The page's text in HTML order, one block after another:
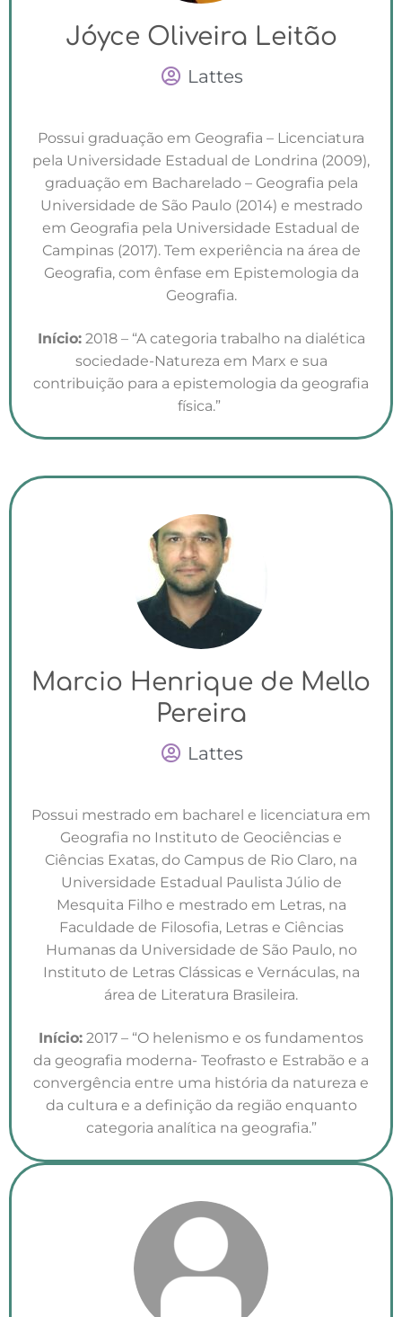
Jóyce Oliveira Leitão
Lattes
Possui graduação em Geografia – Licenciatura
pela Universidade Estadual de Londrina (2009),
graduação em Bacharelado – Geografia pela
Universidade de São Paulo (2014) e mestrado
em Geografia pela Universidade Estadual de
Campinas (2017). Tem experiência na área de
Geografia, com ênfase em Epistemologia da
Geografia.
Início:2018 – “A categoria trabalho na dialética
sociedade-Natureza em Marx e sua
contribuição para a epistemologia da geografia
física.”
Marcio Henrique de Mello
Pereira
Lattes
Possui mestrado em bacharel e licenciatura em
Geografia no Instituto de Geociências e
Ciências Exatas, do Campus de Rio Claro, na
Universidade Estadual Paulista Júlio de
Mesquita Filho e mestrado em Letras, na
Faculdade de Filosofia, Letras e Ciências
Humanas da Universidade de São Paulo, no
Instituto de Letras Clássicas e Vernáculas, na
área de Literatura Brasileira.
Início: 2017 – “O helenismo e os fundamentos
da geografia moderna- Teofrasto e Estrabão e a
convergência entre uma história da natureza e
da cultura e a definição da região enquanto
categoria analítica na geografia.”